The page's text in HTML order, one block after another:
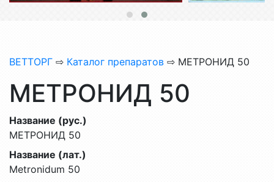
ВЕТТОРГ ⇨ Каталог препаратов ⇨ МЕТРОНИД 50
МЕТРОНИД 50
Название (рус.)
МЕТРОНИД 50
Название (лат.)
Metronidum 50